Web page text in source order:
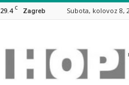
29.4 C Zagreb Subota, kolovoz 8,